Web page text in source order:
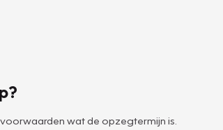
wat de opzegtermijn is.